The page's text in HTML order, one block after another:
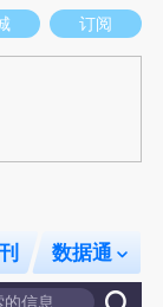
观点和立场。推荐点击
订阅
数据通